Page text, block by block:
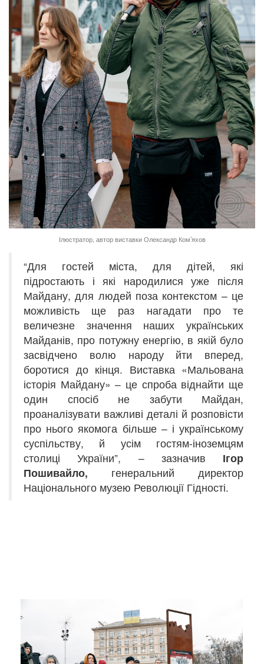
Ілюстратор, автор виставки Олександр Ком’яхов
“Для гостей міста, для дітей, які
підростають і які народилися уже після
Майдану, для людей поза контекстом – це
можливість ще раз нагадати про те
величезне значення наших українських
Майданів, про потужну енергію, в якій було
засвідчено волю народу йти вперед,
боротися до кінця. Виставка «Мальована
історія Майдану» – це спроба віднайти ще
один спосіб не забути Майдан,
проаналізувати важливі деталі й розповісти
про нього якомога більше – і українському
суспільству, й усім гостям-іноземцям
столиці України”, – зазначив Ігор
Пошивайло, генеральний директор
Національного музею Революції Гідності.